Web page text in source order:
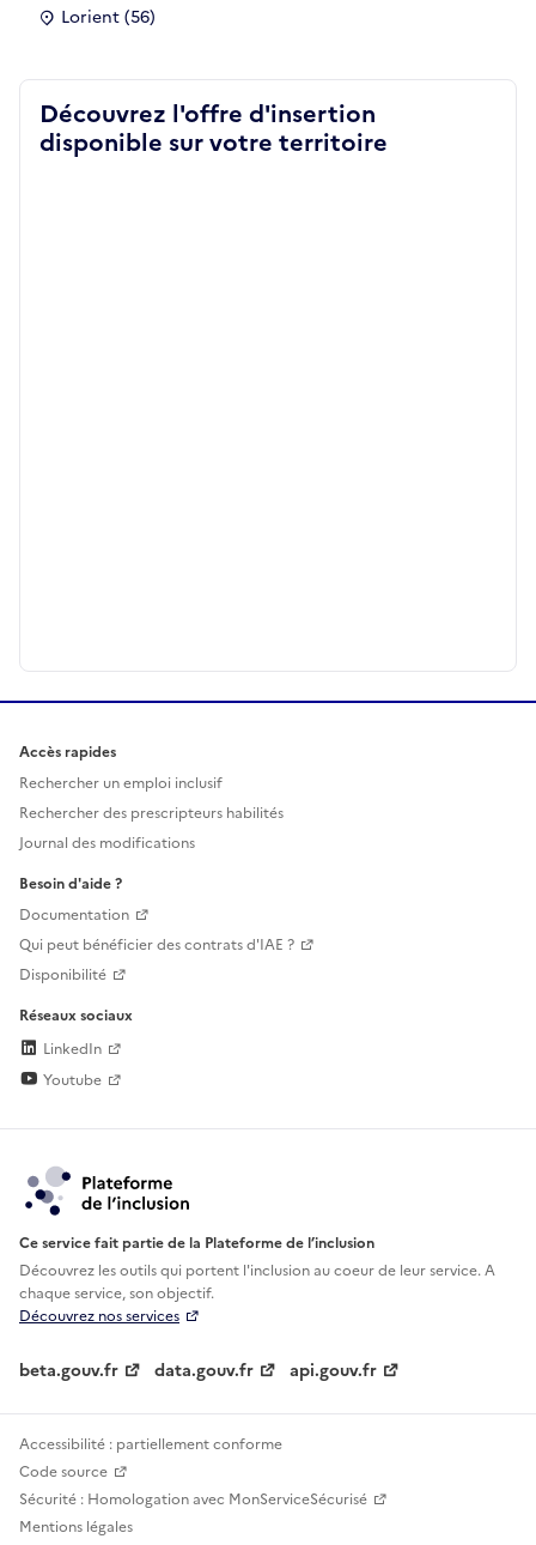
Lorient (56)
Découvrez l'offre d'insertion
disponible sur votre territoire
Accès rapides
Rechercher un emploi inclusif
Rechercher des prescripteurs habilités
Journal des modifications
Besoin d'aide ?
Documentation
Qui peut bénéficier des contrats d'IAE ?
Disponibilité
Réseaux sociaux
LinkedIn
Youtube
Ce service fait partie de la Plateforme de l’inclusion
Découvrez les outils qui portent l'inclusion aucoeur de leur service. A
chaque service, son objectif.
Découvrez nos services
beta.gouv.fr data.gouv.fr api.gouv.fr
Accessibilité : partiellement conforme
Code source
Sécurité : Homologation avec MonServiceSécurisé
Mentions légales